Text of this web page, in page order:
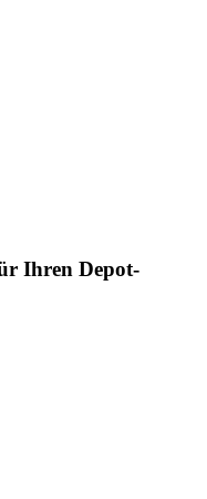
Ihren Depot-